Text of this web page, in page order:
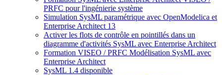
PRFC pour l'ingénierie système
Simulation SysML paramétrique avec OpenModelica et
Enterprise Architect 13
Activer les flots de contrôle en pointillés dans un
diagramme d'activités SysML avec Enterprise Architect
Formation VISEO / PRFC Modélisation SysML avec
Enterprise Architect
SysML 1.4 disponible